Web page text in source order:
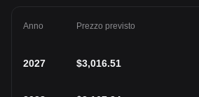
Anno Prezzo previsto
2027 $3,016.51